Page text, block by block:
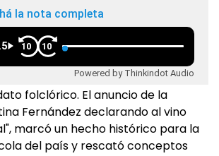
la nota completa
10 10
Powered by Thinkindot Audio
folclórico. El anuncio de la
Fernández declarando al vino
marcó un hecho histórico para la
del país y rescató conceptos